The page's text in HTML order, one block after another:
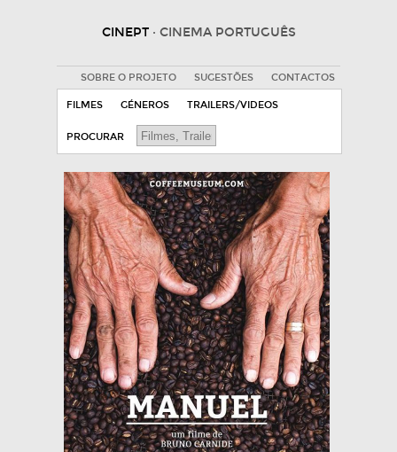
CINEPT · CINEMA PORTUGUÊS
SOBRE O PROJETO SUGESTÕES CONTACTOS
FILMES GÉNEROS TRAILERS/VIDEOS
PROCURAR